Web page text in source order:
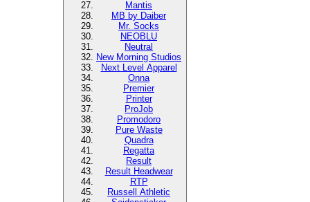
Mantis
MB by Daiber
Mr. Socks
NEOBLU
Neutral
New Morning Studios
Next Level Apparel
Onna
Premier
Printer
ProJob
Promodoro
Pure Waste
Quadra
Regatta
Result
Result Headwear
RTP
Russell Athletic